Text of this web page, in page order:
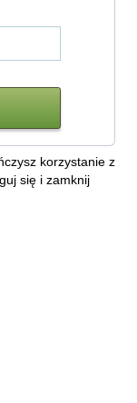
korzystanie z
się i zamknij